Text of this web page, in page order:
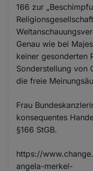
166 zur
Genau wie bei
keiner gesonderten
Sonderstellung von
die freie
Frau
konsequentes
§166 StGB.
https://
angela-merkel-